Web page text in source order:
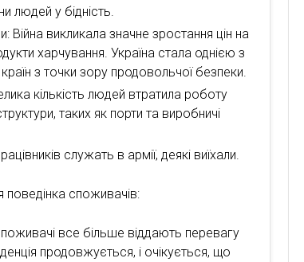
людей у бідність.
Війна викликала значне зростання цін на
харчування. Україна стала однією з
з точки зору продовольчої безпеки.
кількість людей втратила роботу
таких як порти та виробничі
служать в армії, деякі виїхали.
поведінка споживачів:
все більше віддають перевагу
продовжується, і очікується, що